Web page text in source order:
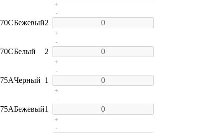
+
70CБежевый2
-
+
70CБелый 2
-
+
75AЧерный 1
-
+
75AБежевый1
-
+
-